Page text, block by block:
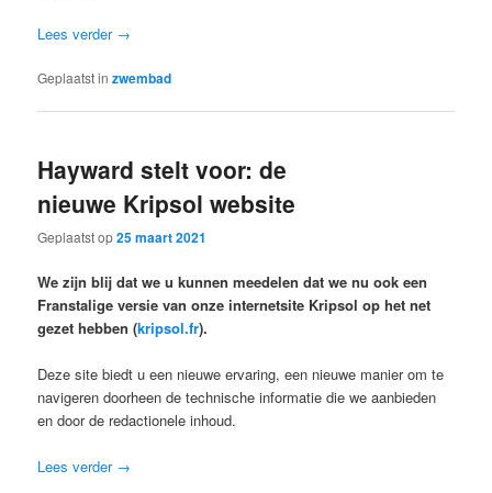
Lees verder →
Geplaatst in zwembad
Hayward stelt voor: de
nieuwe Kripsol website
Geplaatst op25 maart 2021
We zijn blij dat we u kunnen meedelen dat we nu ook een
Franstalige versie van onze internetsite Kripsol op het net
gezet hebben (kripsol.fr).
Deze site biedt u een nieuwe ervaring, een nieuwe manier om te
navigeren doorheen de technische informatie die we aanbieden
en door de redactionele inhoud.
Lees verder →